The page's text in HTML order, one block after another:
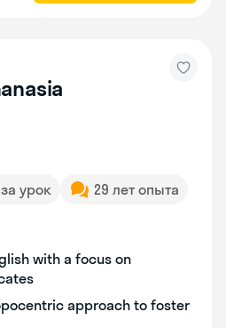
урок
29 лет опыта
with a focus on
approach to foster